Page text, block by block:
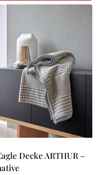
Decke ARTHUR –